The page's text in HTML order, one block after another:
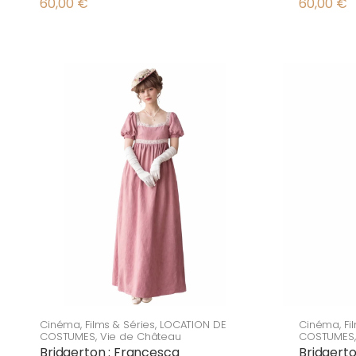
60,00 €
60,00 €
Cinéma, Films & Séries, LOCATION DE
COSTUMES, Vie de Château
Cinéma,
COSTUMES,